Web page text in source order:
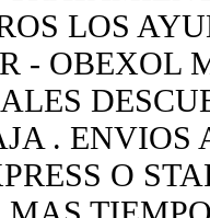
LOS
- OBEXOL
. ENVIOS
O